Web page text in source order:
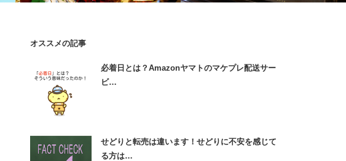
ケンタッキーの元・店長のクリスマスの
思い出
Green Dayの新譜タイトルはRevolution
オススメの記事
必着日とは？Amazonヤマトのマケプレ配送サー
ビ…
せどりと転売は違います！せどりに不安を感じて
る方は…